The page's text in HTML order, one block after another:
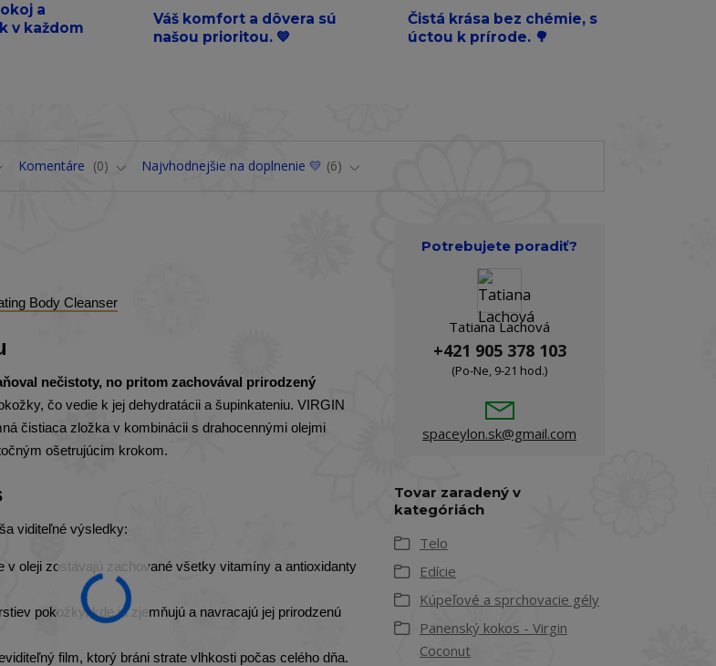
a
v každom
Váš komfort a dôvera sú
našou prioritou. 💙
Čistá krása bez chémie, s
úctou k prírode. 🌳
Komentáre 0 Najvhodnejšie na doplnenie 💛 6
Body Cleanser
nečistoty, no pritom zachovával prirodzený
čo vedie k jej dehydratácii a šupinkateniu. VIRGIN
čistiaca zložka v kombinácii s drahocennými olejmi
ošetrujúcim krokom.
viditeľné výsledky:
v oleji zostávajú zachované všetky vitamíny a antioxidanty
pokožky, kde ju zjemňujú a navracajú jej prirodzenú
film, ktorý bráni strate vlhkosti počas celého dňa.
Potrebujete poradiť?
Tatiana Lachová
+421 905 378 103
(Po-Ne, 9-21 hod.)
spaceylon.sk@gmail.com
Tovar zaradený v
kategóriách
Telo
Edície
Kúpeľové a sprchovacie gély
Panenský kokos - Virgin
Coconut